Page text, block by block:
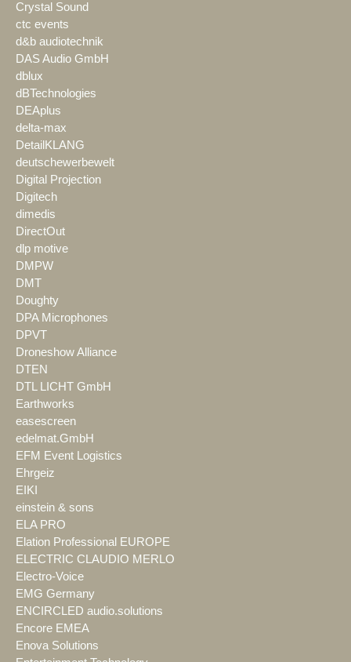
Crystal Sound
ctc events
d&b audiotechnik
DAS Audio GmbH
dblux
dBTechnologies
DEAplus
delta-max
DetailKLANG
deutschewerbewelt
Digital Projection
Digitech
dimedis
DirectOut
dlp motive
DMPW
DMT
Doughty
DPA Microphones
DPVT
Droneshow Alliance
DTEN
DTL LICHT GmbH
Earthworks
easescreen
edelmat.GmbH
EFM Event Logistics
Ehrgeiz
EIKI
einstein & sons
ELA PRO
Elation Professional EUROPE
ELECTRIC CLAUDIO MERLO
Electro-Voice
EMG Germany
ENCIRCLED audio.solutions
Encore EMEA
Enova Solutions